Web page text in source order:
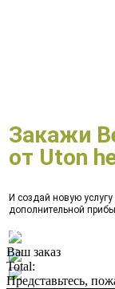
Закажи
от Uton
И создай новую
дополнительной
Ваш заказ
Total:
Представьтесь,